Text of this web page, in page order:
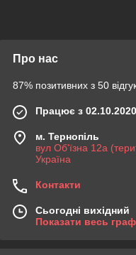
Про нас
87% позитивних з 50
Працює з 02.10.2020
м. Тернопіль
вул Об'їзна 12а
Україна
Контакти
Сьогодні вихідний
Показати весь